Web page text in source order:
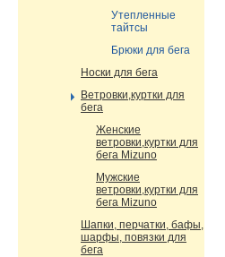
Утепленные
тайтсы
Брюки для бега
Носки для бега
Ветровки,куртки для
бега
Женские
ветровки,куртки для
бега Mizuno
Мужские
ветровки,куртки для
бега Mizuno
Шапки, перчатки, бафы,
шарфы, повязки для
бега